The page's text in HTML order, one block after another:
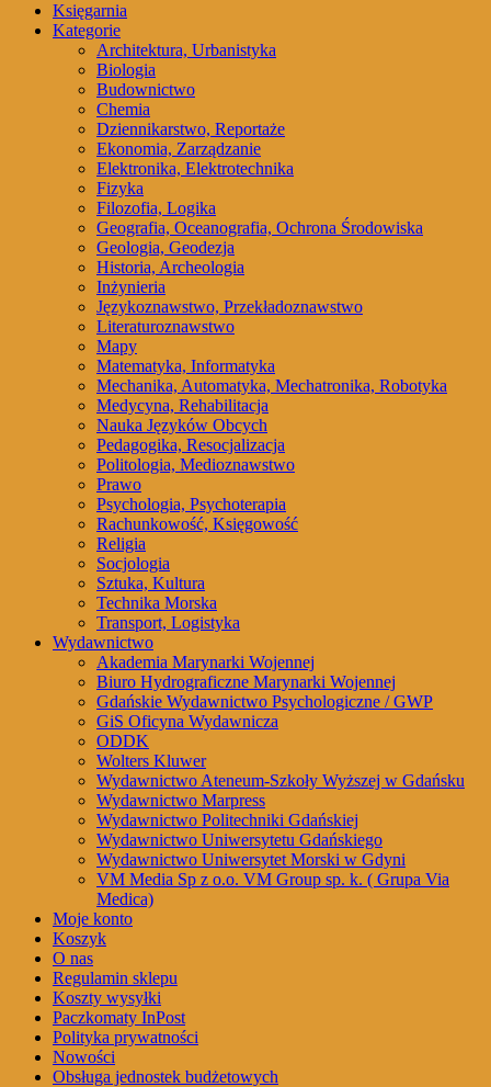
Księgarnia
Kategorie
Architektura, Urbanistyka
Biologia
Budownictwo
Chemia
Dziennikarstwo, Reportaże
Ekonomia, Zarządzanie
Elektronika, Elektrotechnika
Fizyka
Filozofia, Logika
Geografia, Oceanografia, Ochrona Środowiska
Geologia, Geodezja
Historia, Archeologia
Inżynieria
Językoznawstwo, Przekładoznawstwo
Literaturoznawstwo
Mapy
Matematyka, Informatyka
Mechanika, Automatyka, Mechatronika, Robotyka
Medycyna, Rehabilitacja
Nauka Języków Obcych
Pedagogika, Resocjalizacja
Politologia, Medioznawstwo
Prawo
Psychologia, Psychoterapia
Rachunkowość, Księgowość
Religia
Socjologia
Sztuka, Kultura
Technika Morska
Transport, Logistyka
Wydawnictwo
Akademia Marynarki Wojennej
Biuro Hydrograficzne Marynarki Wojennej
Gdańskie Wydawnictwo Psychologiczne / GWP
GiS Oficyna Wydawnicza
ODDK
Wolters Kluwer
Wydawnictwo Ateneum-Szkoły Wyższej w Gdańsku
Wydawnictwo Marpress
Wydawnictwo Politechniki Gdańskiej
Wydawnictwo Uniwersytetu Gdańskiego
Wydawnictwo Uniwersytet Morski w Gdyni
VM Media Sp z o.o. VM Group sp. k. ( Grupa Via
Medica)
Moje konto
Koszyk
O nas
Regulamin sklepu
Koszty wysyłki
Paczkomaty InPost
Polityka prywatności
Nowości
Obsługa jednostek budżetowych